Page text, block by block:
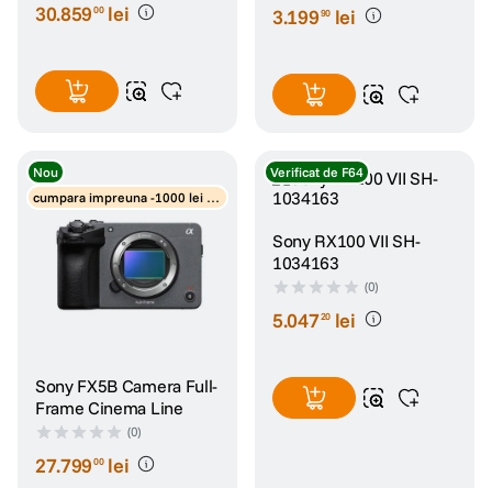
30.85900 lei 3.19990 lei
Nou
cumpara impreuna -1000 lei di
Sony FX5B Camera Full-
Frame Cinema Line
(0)
27.79900 lei
Verificat de F64
Sony RX100 VII SH-
1034163
(0)
5.04720 lei